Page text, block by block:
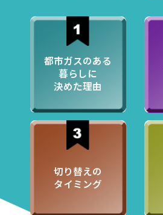
都市ガスのある
暮らしに
決めた理由
切り替えの
タイミング